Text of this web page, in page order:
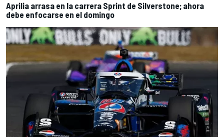
Aprilia arrasa en la carrera Sprint de Silverstone; ahora
debe enfocarse en el domingo